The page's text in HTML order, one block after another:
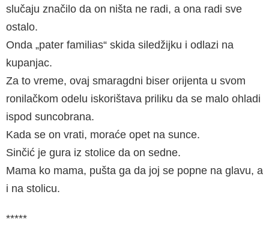
slučaju značilo da on ništa ne radi, a ona radi sve
ostalo.
Onda „pater familias“ skida siledžijku i odlazi na
kupanjac.
Za to vreme, ovaj smaragdni biser orijenta u svom
ronilačkom odelu iskorištava priliku da se malo ohladi
ispod suncobrana.
Kada se on vrati, moraće opet na sunce.
Sinčić je gura iz stolice da on sedne.
Mama ko mama, pušta ga da joj se popne na glavu, a
i na stolicu.
*****